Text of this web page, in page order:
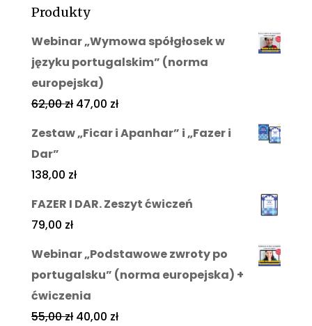
Produkty
Webinar „Wymowa spółgłosek w
języku portugalskim” (norma
europejska)
62,00zł 47,00 zł
Zestaw „Ficar i Apanhar” i „Fazer i
Dar”
138,00 zł
FAZER I DAR. Zeszyt ćwiczeń
79,00 zł
Webinar „Podstawowe zwroty po
portugalsku” (norma europejska) +
ćwiczenia
55,00zł 40,00 zł